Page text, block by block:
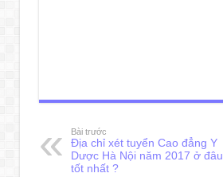
Bài trước
Địa chỉ xét tuyển Cao đẳng Y
Dược Hà Nội năm 2017 ở đâu
tốt nhất ?